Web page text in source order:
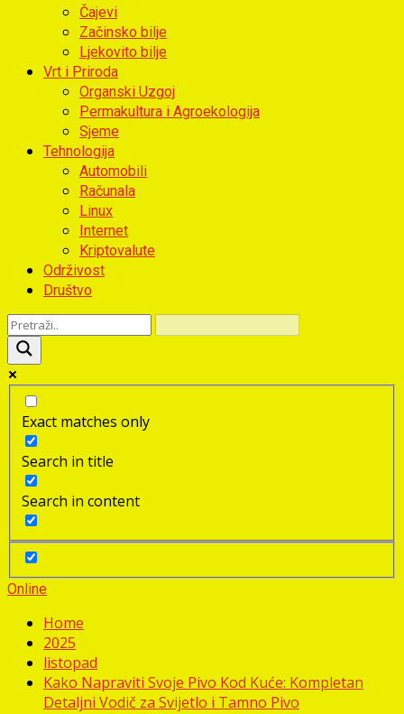
Čajevi
Začinsko bilje
Ljekovito bilje
Vrt i Priroda
Organski Uzgoj
Permakultura i Agroekologija
Sjeme
Tehnologija
Automobili
Računala
Linux
Internet
Kriptovalute
Održivost
Društvo
Exact matches only
Search in title
Search in content
Online
Home
2025
listopad
Kako Napraviti Svoje Pivo Kod Kuće: Kompletan
Detaljni Vodič za Svijetlo i Tamno Pivo